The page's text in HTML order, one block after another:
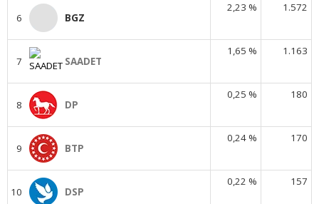
6 BGZ
2,23 % 1.572
7 SAADET
1,65 % 1.163
8 DP
0,25 % 180
9 BTP
0,24 % 170
10 DSP
0,22 % 157